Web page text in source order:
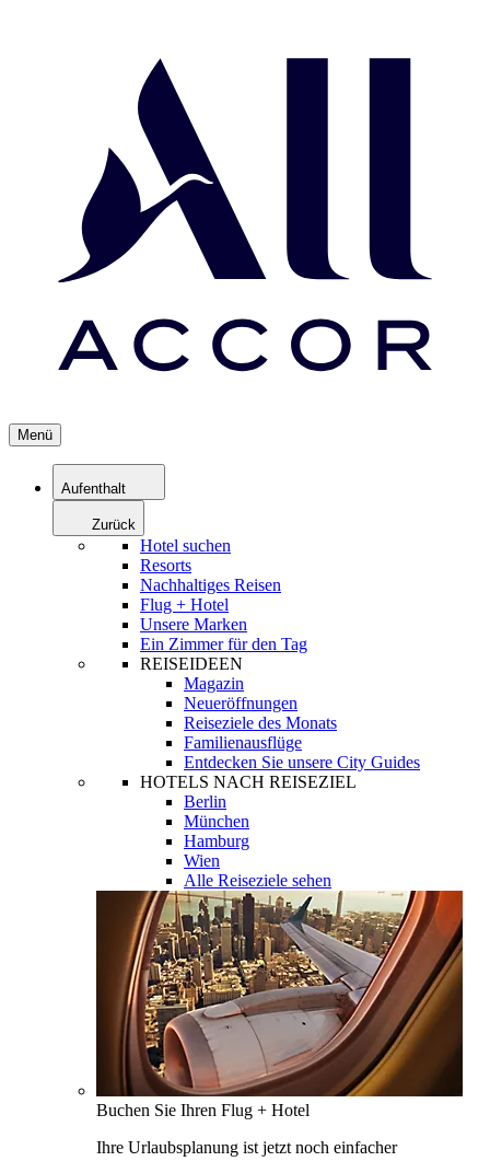
Menü
Aufenthalt
Zurück
Hotel suchen
Resorts
Nachhaltiges Reisen
Flug + Hotel
Unsere Marken
Ein Zimmer für den Tag
REISEIDEEN
Magazin
Neueröffnungen
Reiseziele des Monats
Familienausflüge
Entdecken Sie unsere City Guides
HOTELS NACH REISEZIEL
Berlin
München
Hamburg
Wien
Alle Reiseziele sehen
Buchen Sie Ihren Flug + Hotel
Ihre Urlaubsplanung ist jetzt noch einfacher